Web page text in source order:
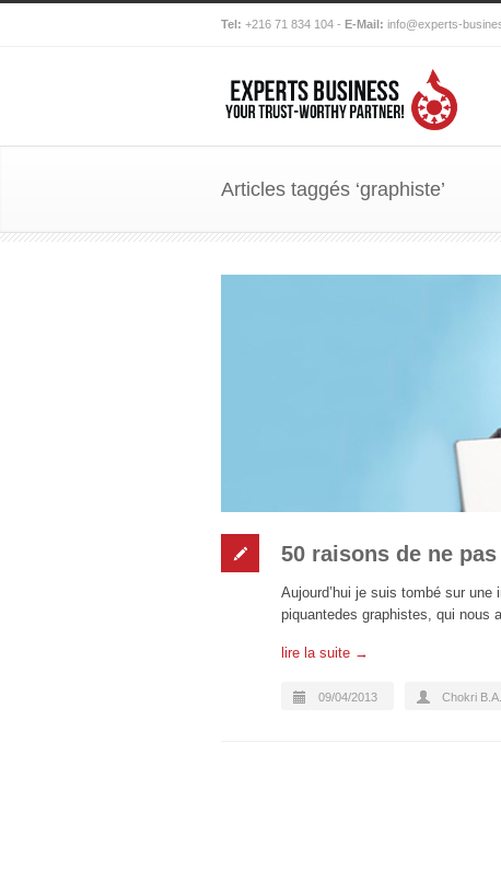
Tel: +216 71 834 104 - E-Mail: info@experts-
Articles taggés ‘graphiste’
50 raisons de ne
Aujourd’hui je suis tombé sur
piquantedes graphistes, qui nous
lire la suite →
09/04/2013 Chokri B.A.